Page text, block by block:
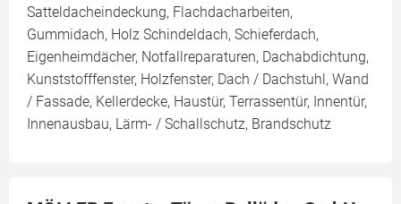
Satteldacheindeckung, Flachdacharbeiten,
Gummidach, Holz Schindeldach, Schieferdach,
Eigenheimdächer, Notfallreparaturen, Dachabdichtung,
Kunststofffenster, Holzfenster, Dach / Dachstuhl, Wand
/ Fassade, Kellerdecke, Haustür, Terrassentür, Innentür,
Innenausbau, Lärm- / Schallschutz, Brandschutz